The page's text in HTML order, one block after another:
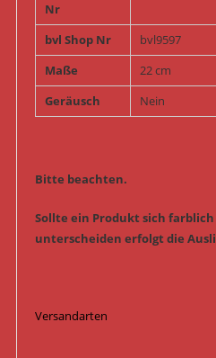
Nr
bvl Shop Nr
bvl9597
Maße
22 cm
Geräusch
Nein
Bitte beachten.
Sollte ein Produkt sich
unterscheiden erfolgt die
Versandarten